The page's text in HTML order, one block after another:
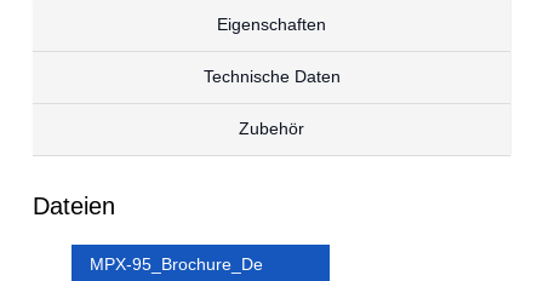
Eigenschaften
Technische Daten
Zubehör
Dateien
MPX-95_Brochure_De